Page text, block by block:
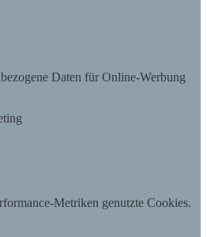
Daten für Online-Werbung
Metriken genutzte Cookies.